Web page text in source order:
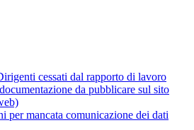
cessati dal rapporto di lavoro
da pubblicare sul sito
per mancata comunicazione dei dati